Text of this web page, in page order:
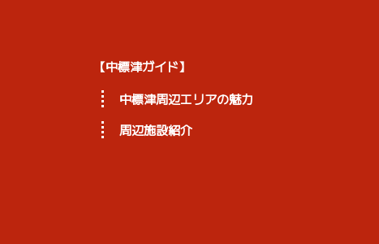
【中標津ガイド】
中標津周辺エリアの魅力
周辺施設紹介